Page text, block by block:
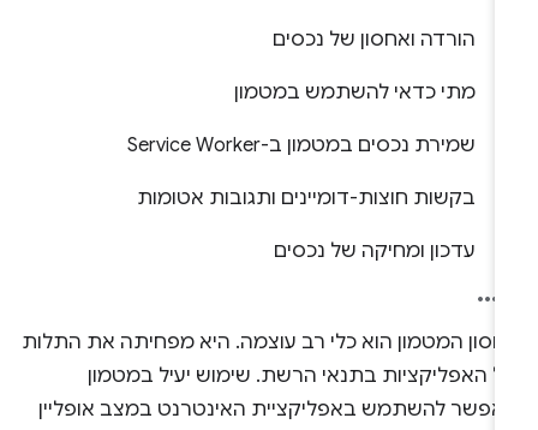
הורדה ואחסון של נכסים
מתי כדאי להשתמש במטמון
שמירת נכסים במטמון ב-Service Worker
בקשות חוצות-דומיינים ותגובות אטומות
עדכון ומחיקה של נכסים
המטמון הוא כלי רב עוצמה. היא מפחיתה את התלות
האפליקציות בתנאי הרשת. שימוש יעיל במטמון
להשתמש באפליקציית האינטרנט במצב אופליין